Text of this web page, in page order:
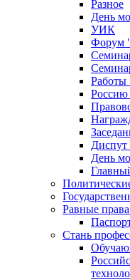
Разное
День
УИК
Форум
Россию
Диспут
День
Равные
Стань